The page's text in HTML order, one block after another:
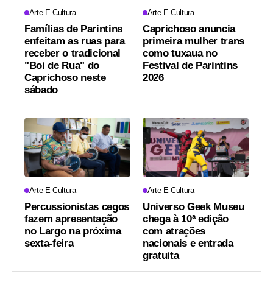
Arte E Cultura
Famílias de Parintins
enfeitam as ruas para
receber o tradicional
"Boi de Rua" do
Caprichoso neste
sábado
Arte E Cultura
Caprichoso anuncia
primeira mulher trans
como tuxaua no
Festival de Parintins
2026
Arte E Cultura
Percussionistas cegos
fazem apresentação
no Largo na próxima
sexta-feira
Arte E Cultura
Universo Geek Museu
chega à 10ª edição
com atrações
nacionais e entrada
gratuita